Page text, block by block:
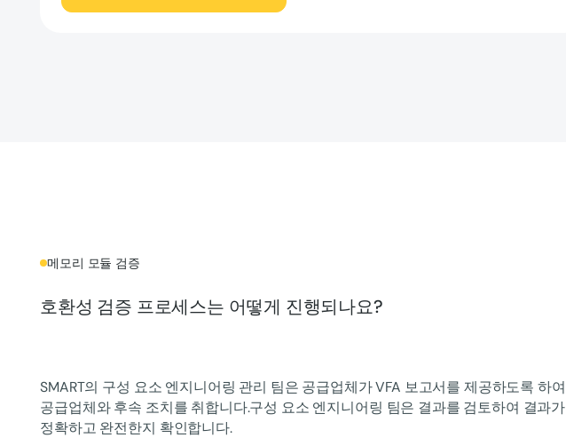
메모리 모듈 검증
호환성 검증 프로세스는 어떻게 진행되나요?
SMART의 구성 요소 엔지니어링 관리 팀은 공급업체가 VFA 보고서를 제공하도록 하여
공급업체와 후속 조치를 취합니다.구성 요소 엔지니어링 팀은 결과를 검토하여 결과가
정확하고 완전한지 확인합니다.